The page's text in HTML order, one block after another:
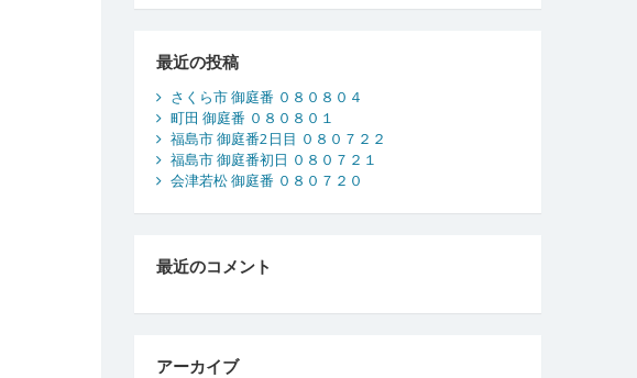
最近の投稿
さくら市 御庭番 ０８０８０４
町田 御庭番 ０８０８０１
福島市 御庭番2日目 ０８０７２２
福島市 御庭番初日 ０８０７２１
会津若松 御庭番 ０８０７２０
最近のコメント
アーカイブ